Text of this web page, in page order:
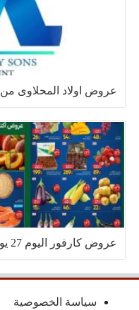
عروض اولاد المحلاوى من 27 يوليو حتى 5 اغسطس 2026
عروض كارفور اليوم 27 يوليو حتى 29 يوليو 2026 الفريش
سياسة الخصوصية